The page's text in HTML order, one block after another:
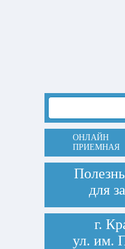
ОНЛАЙН
ПРИЕМНАЯ
для
г.
ул. им.